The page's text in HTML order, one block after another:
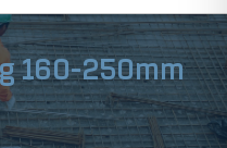
160-250mm